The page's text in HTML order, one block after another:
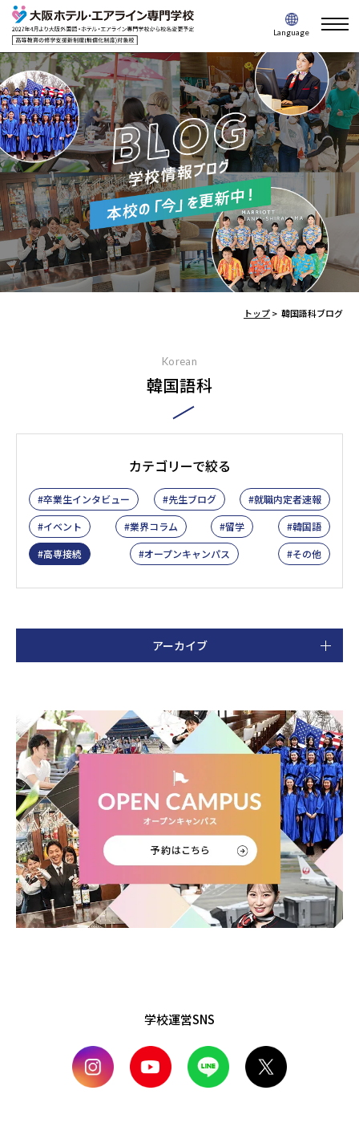
Language
トップ> 韓国語科ブログ
Korean
韓国語科
カテゴリーで絞る
卒業生インタビュー 先生ブログ
就職内定者速報
イベント
業界コラム 留学
韓国語
高専接続
オープンキャンパス その他
アーカイブ
学校運営SNS